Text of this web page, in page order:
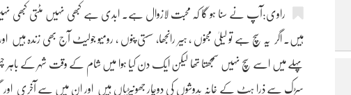
راوی:آپ نے سنا ہو گا کہ محبت لازوال ہے۔ ابدی ہے کبھی نہیں مٹتی کبھی
ہیں۔ اگر یہ سچ ہے تو لیلیٰ مجنوں ، ہیر رانجھا، سستی پنوں ، رومیو جولیٹ آج بھی
پہلے میں اسے سچ نہیں سمجھتا تھا لیکن ایک دن کیا ہوا میں شام کے وقت شہر کے باہر چہل
سڑک سے ذرا ہٹ کے خانہ بدوشوں کی دوچار جھونپڑیاں ہیں اور ان میں سے آخری